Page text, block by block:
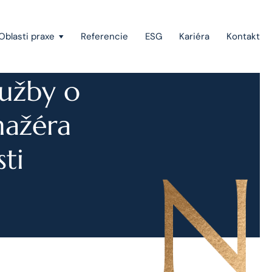
praxe
Vymáhanie pohľadávok a konkurzné právo
Štátna pomoc, investičné stimuly a projektové
Európske právo
Referencie ESG Kariéra
Kontakt
o